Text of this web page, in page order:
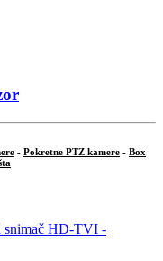
- Pokretne PTZ kamere - Box